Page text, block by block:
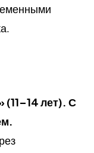
(11–14 лет). С